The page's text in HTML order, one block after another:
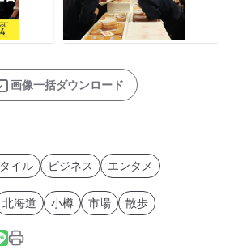
画像一括ダウンロード
イル ビジネス エンタメ
北海道 小樽 市場 散歩